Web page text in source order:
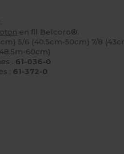
en fil Belcoro®.
5/6 (40.5cm-50cm) 7/8
60cm)
: 61-036-0
: 61-372-0